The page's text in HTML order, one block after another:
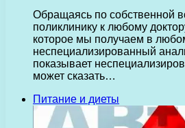
Обращаясь по собственной
поликлинику к любому
которое мы получаем в
неспециализированный
показывает
может сказать…
Питание и диеты